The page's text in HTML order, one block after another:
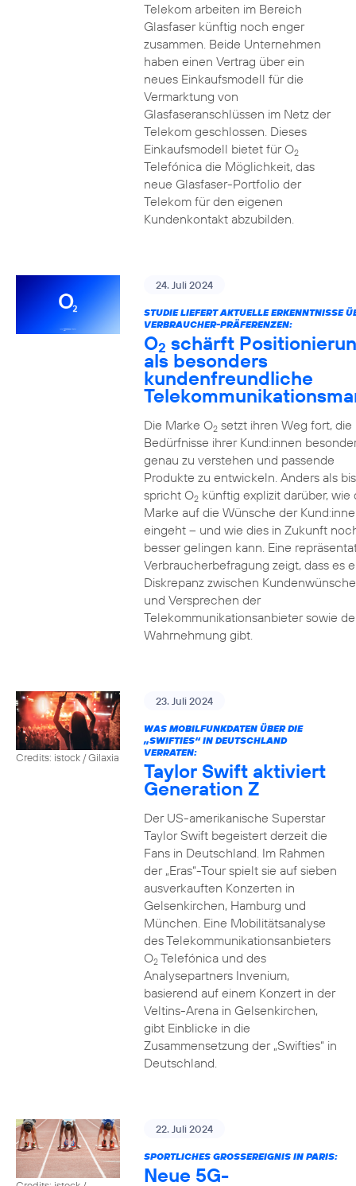
Telekom arbeiten im Bereich
Glasfaser künftig noch enger
zusammen. Beide Unternehmen
haben einen Vertrag über ein
neues Einkaufsmodell für die
Vermarktung von
Glasfaseranschlüssen im Netz der
Telekom geschlossen. Dieses
Einkaufsmodell bietet für O2
Telefónica die Möglichkeit, das
neue Glasfaser-Portfolio der
Telekom für den eigenen
Kundenkontakt abzubilden.
24. Juli 2024
STUDIE LIEFERT AKTUELLE ERKENNTNISSE
VERBRAUCHER-PRÄFERENZEN:
O2 schärft
als besonders
kundenfreundliche
Die Marke O2setzt ihren Weg fort, die
Bedürfnisse ihrer Kund:innen
genau zu verstehen und passende
Produkte zu entwickeln. Anders als
spricht O2künftig explizit darüber, wie
Marke auf die Wünsche der
eingeht – und wie dies in Zukunft
besser gelingen kann. Eine
Verbraucherbefragung zeigt, dass es
Diskrepanz zwischen
und Versprechen der
Telekommunikationsanbieter sowie
Wahrnehmung gibt.
Credits: istock / Gilaxia
23. Juli 2024
WAS MOBILFUNKDATEN ÜBER DIE
„SWIFTIES“ IN DEUTSCHLAND
VERRATEN:
Taylor Swift aktiviert
Generation Z
Der US-amerikanische Superstar
Taylor Swift begeistert derzeit die
Fans in Deutschland. Im Rahmen
der „Eras“-Tour spielt sie auf sieben
ausverkauften Konzerten in
Gelsenkirchen, Hamburg und
München. Eine Mobilitätsanalyse
des Telekommunikationsanbieters
O2Telefónica und des
Analysepartners Invenium,
basierend auf einem Konzert in der
Veltins-Arena in Gelsenkirchen,
gibt Einblicke in die
Zusammensetzung der „Swifties“ in
Deutschland.
22. Juli 2024
SPORTLICHES GROSSEREIGNIS IN PARIS:
Neue 5G-